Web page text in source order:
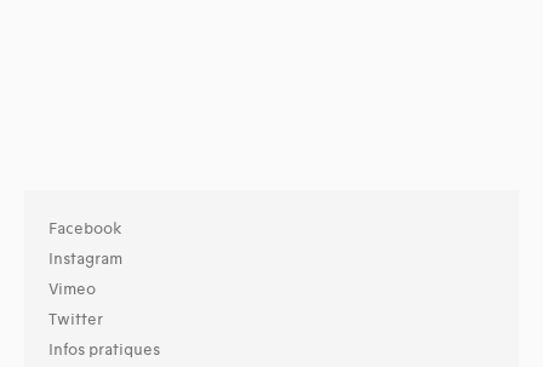
Facebook
Instagram
Vimeo
Twitter
Infos pratiques